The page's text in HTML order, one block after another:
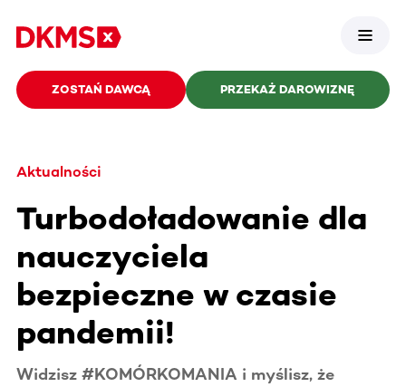
ZOSTAŃ DAWCĄ PRZEKAŻ DAROWIZNĘ
Aktualności
Turbodoładowanie dla
nauczyciela
bezpieczne w czasie
pandemii!
Widzisz #KOMÓRKOMANIA i myślisz, że